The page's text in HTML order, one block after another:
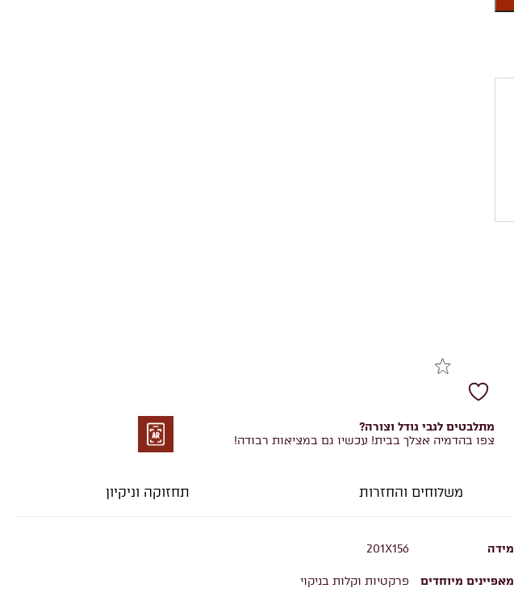
מתלבטים לגבי גודל וצורה?
צפו בהדמיה אצלך בבית! עכשיו גם במציאות רבודה!
משלוחים והחזרות תחזוקה וניקיון
מידה 201X156
מאפיינים מיוחדים פרקטיות וקלות בניקוי